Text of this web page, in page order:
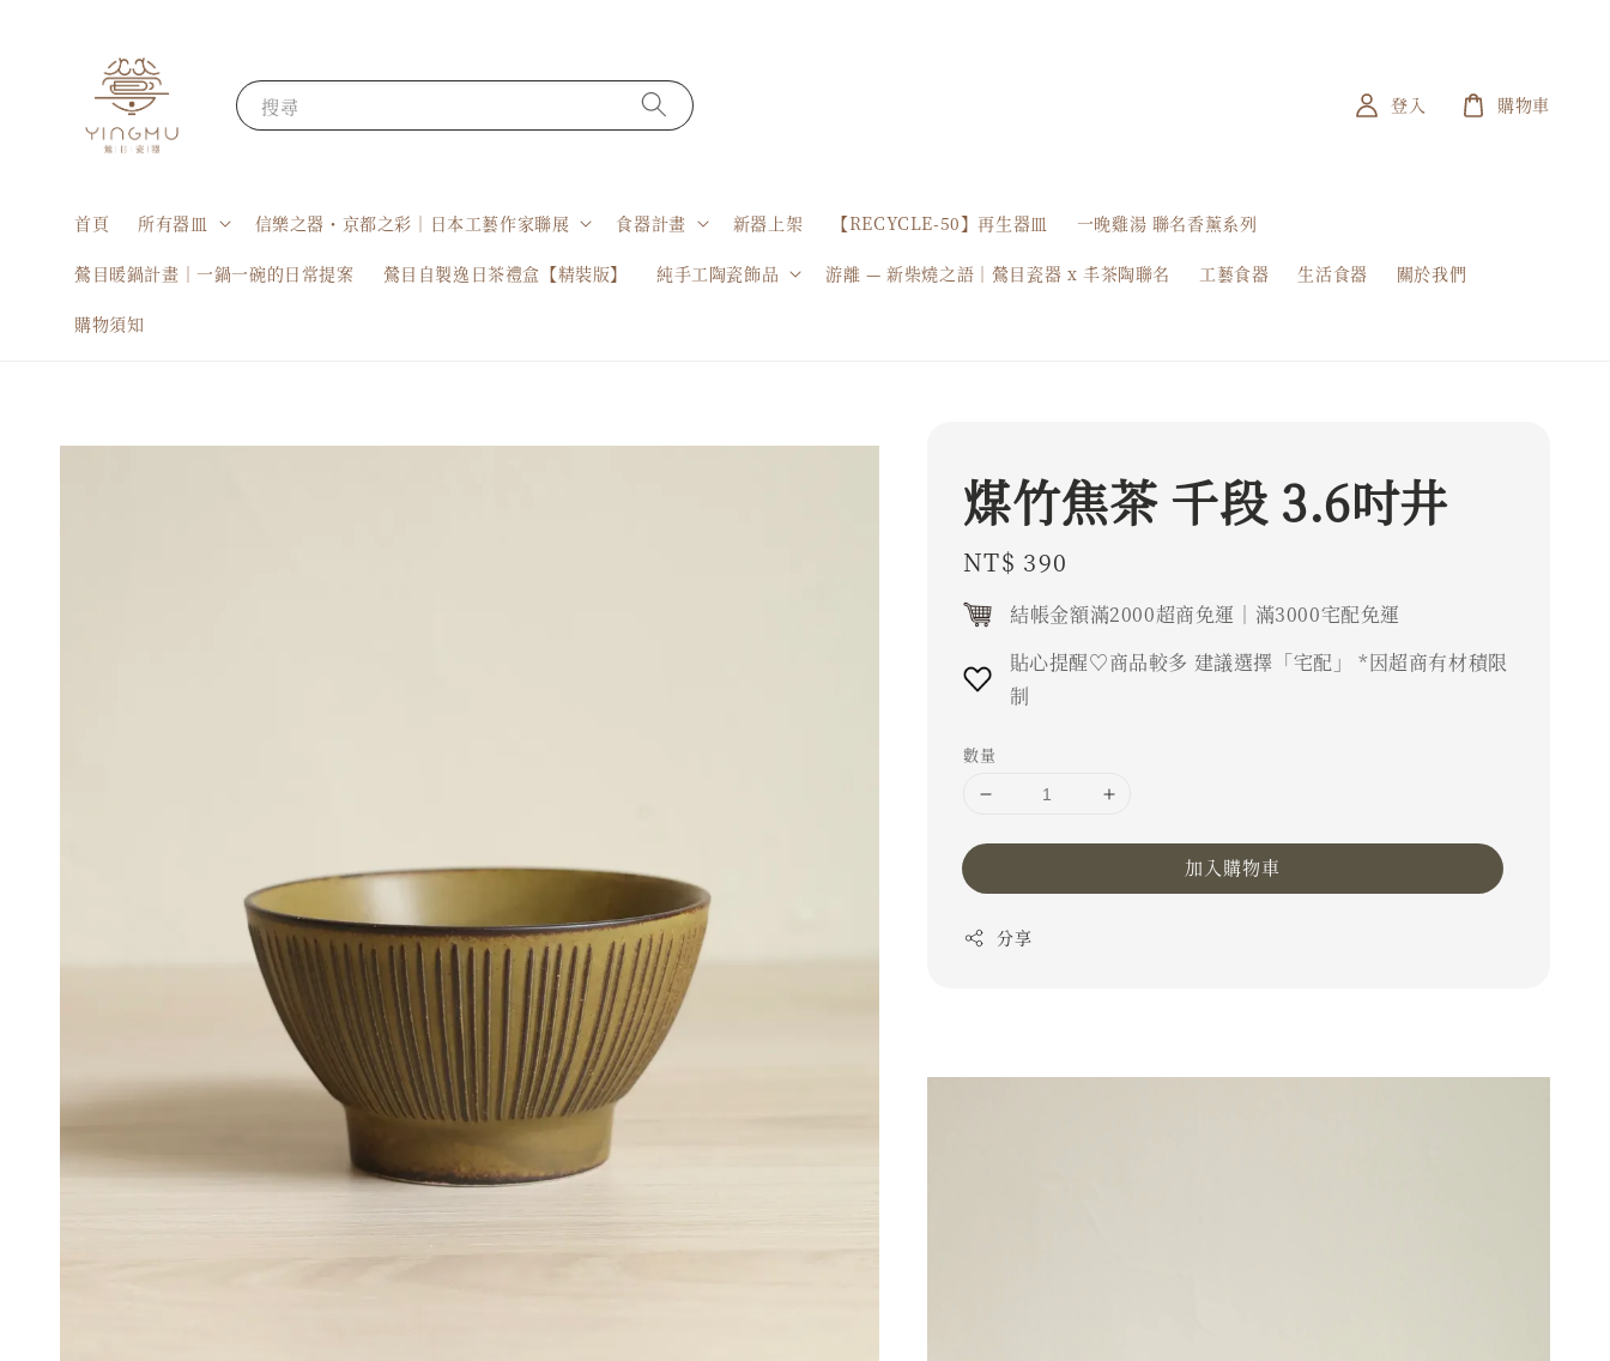
搜尋
首頁 所有器皿 信樂之器・京都之彩｜日本工藝作家聯展 食器計畫 新器上架 【RECYCLE-50】再生器皿 一晚雞湯 聯名香薰系列
鶯目暖鍋計畫｜一鍋一碗的日常提案 鶯目自製逸日茶禮盒【精裝版】 純手工陶瓷飾品 游離 — 新柴燒之語｜鶯目瓷器 x 丰茶陶聯名 工藝食器 生活食器 關於我們
購物須知
登入 購物車
煤竹焦茶 千段 3.6吋井
Regular
price
NT$ 390
結帳金額滿2000超商免運｜滿3000宅配免運
貼心提醒♡商品較多 建議選擇「宅配」 *因超商有材積限
制
數量
加入購物車
分享